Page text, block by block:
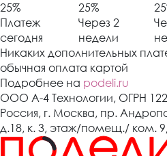
25%
Платеж
сегодня
25%
Через 2
недели
Никаких дополнительных
обычная оплата картой
Подробнее на podeli.ru
ООО А-4 Технологии, ОГРН
Россия, г. Москва, пр.
д.18, к. 3, этаж/помещ./ ком.